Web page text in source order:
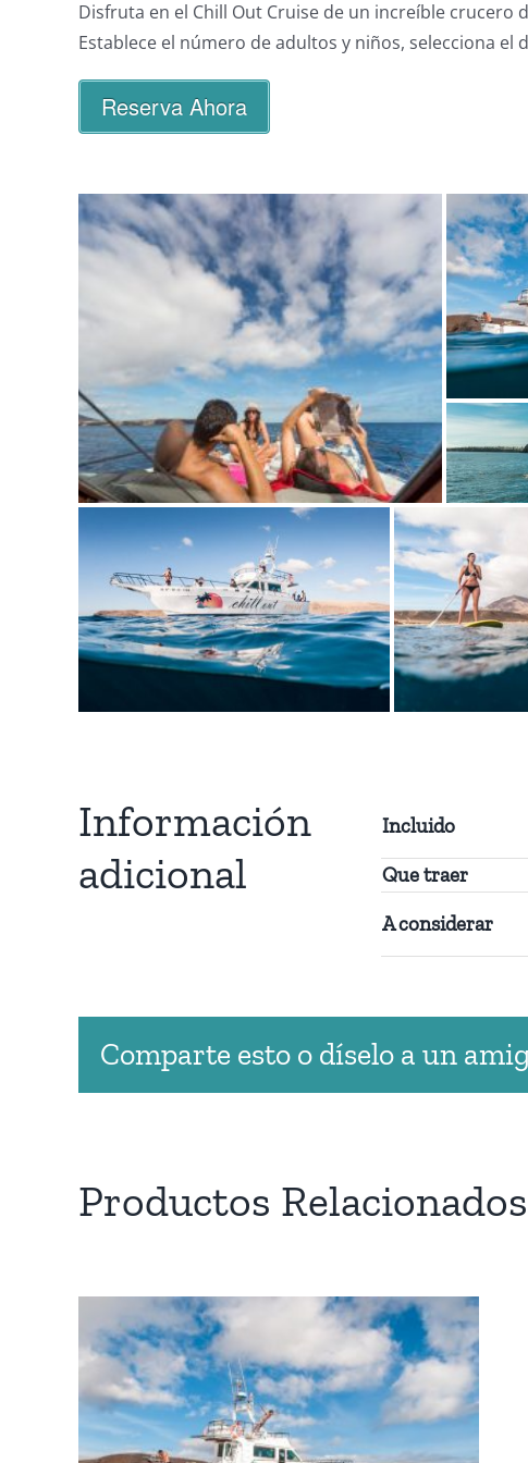
Disfruta en el Chill Out Cruise de un increíble crucero
Establece el número de adultos y niños, selecciona el
Reserva Ahora
Información
adicional
Incluido
Que traer
A considerar
Comparte esto o díselo a un
Productos Relacionados